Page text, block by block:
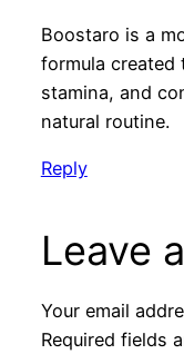
Boostaro is a
formula
stamina, and
natural routine.
Reply
Leave
Your email
Required fields